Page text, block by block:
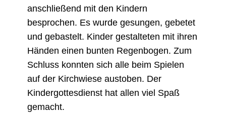
anschließend mit den Kindern
besprochen. Es wurde gesungen, gebetet
und gebastelt. Kinder gestalteten mit ihren
Händen einen bunten Regenbogen. Zum
Schluss konnten sich alle beim Spielen
auf der Kirchwiese austoben. Der
Kindergottesdienst hat allen viel Spaß
gemacht.